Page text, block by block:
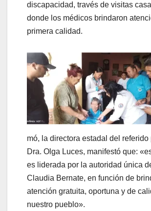
discapacidad, través de visitas
donde los médicos brindaron
primera calidad.
mó, la directora estadal del referido
Dra. Olga Luces, manifestó que:
es liderada por la autoridad única
Claudia Bernate, en función de
atención gratuita, oportuna y de
nuestro pueblo».